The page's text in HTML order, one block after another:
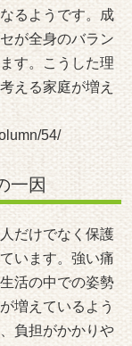
るようです。成
が全身のバラン
す。こうした理
える家庭が増え
54/
一因
だけでなく保護
います。強い痛
活の中での姿勢
増えているよう
負担がかかりや